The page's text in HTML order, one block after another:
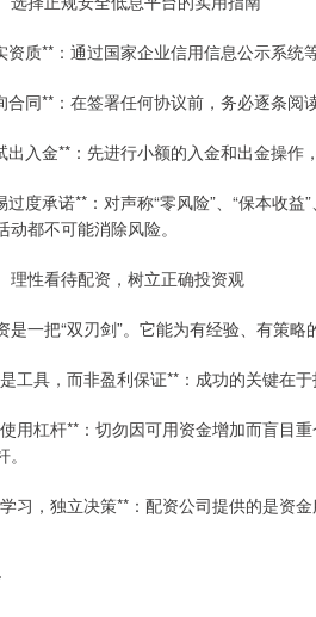
资质**：通过国家企业信用信息公示系统
合同**：在签署任何协议前，务必逐条阅
出入金**：先进行小额的入金和出金操作
过度承诺**：对声称“零风险”、“保本收
动都不可能消除风险。
理性看待配资，树立正确投资观
是一把“双刃剑”。它能为有经验、有策
工具，而非盈利保证**：成功的关键在
用杠杆**：切勿因可用资金增加而盲目
习，独立决策**：配资公司提供的是资